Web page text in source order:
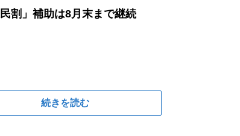
割」補助は8月末まで継続
続きを読む